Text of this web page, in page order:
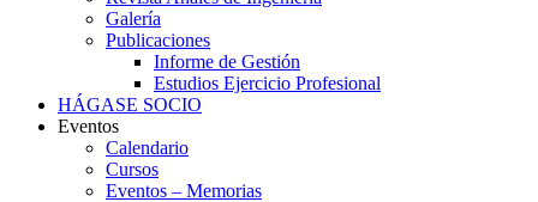
Galería
Publicaciones
Informe de Gestión
Estudios Ejercicio Profesional
HÁGASE SOCIO
Eventos
Calendario
Cursos
Eventos – Memorias